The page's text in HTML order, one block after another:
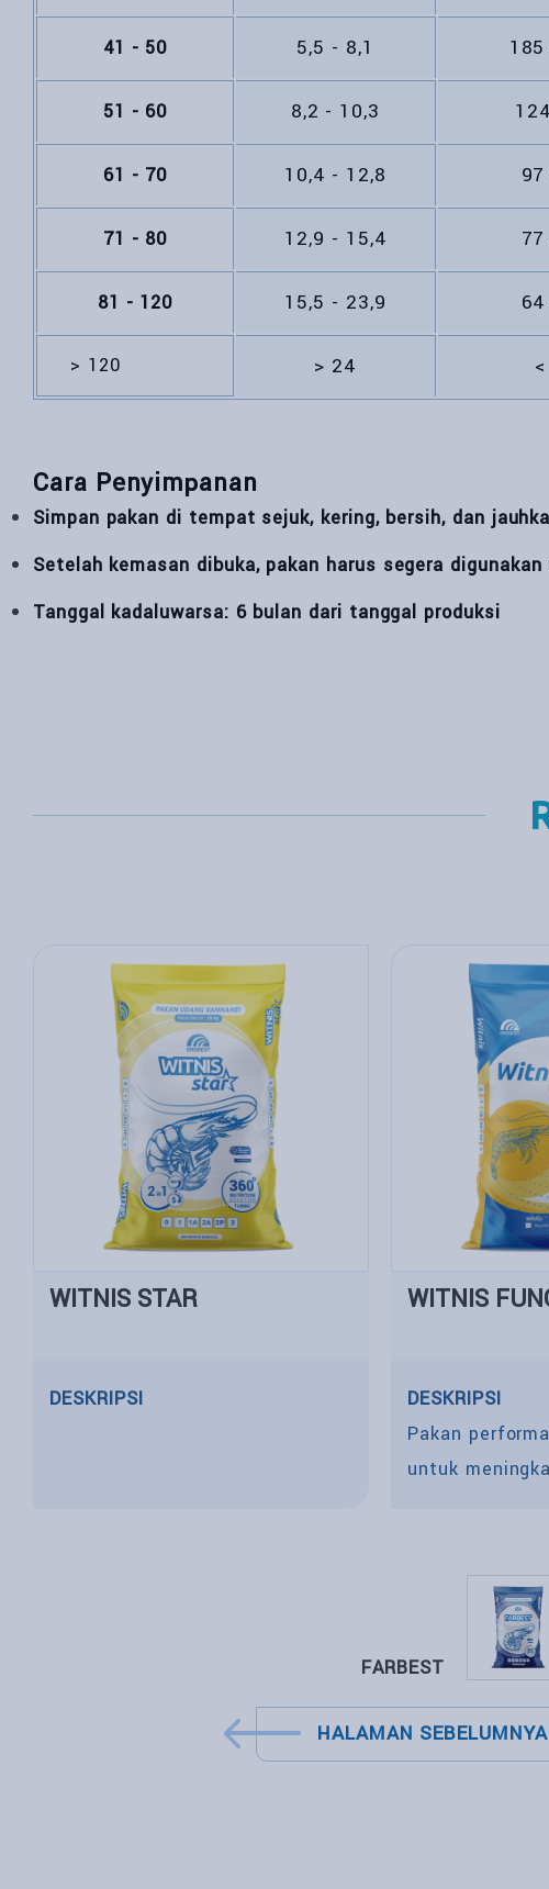
41 - 50 5,5 - 8,1
51 - 60 8,2 - 10,3
61 - 70 10,4 - 12,8
71 - 80 12,9 - 15,4
81 - 120 15,5 - 23,9
> 120 > 24
Cara Penyimpanan
Simpan pakan di tempat sejuk, kering, bersih, dan
Setelah kemasan dibuka, pakan harus segera
Tanggal kadaluwarsa: 6 bulan dari tanggal produksi
WITNIS STAR
DESKRIPSI
WITNIS
DESKRIPSI
Pakan
untuk
FARBEST
HALAMAN SEBELUMNYA